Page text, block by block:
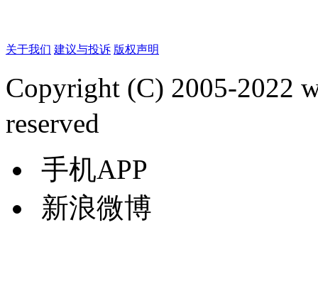
关于我们 建议与投诉 版权声明
Copyright (C) 2005-2022
reserved
手机APP
新浪微博